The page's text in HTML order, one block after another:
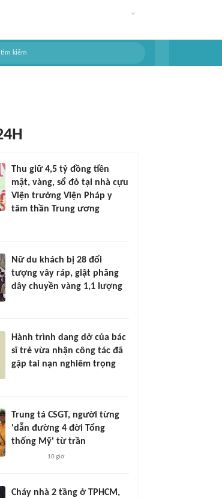
Thu giữ 4,5 tỷ đồng tiền
mặt, vàng, sổ đỏ tại nhà cựu
Viện trưởng Viện Pháp y
tâm thần Trung ương
Nữ du khách bị 28 đối
tượng vây ráp, giật phăng
dây chuyền vàng 1,1 lượng
Hành trình dang dở của bác
sĩ trẻ vừa nhận công tác đã
gặp tai nạn nghiêm trọng
Trung tá CSGT, người từng
'dẫn đường 4 đời Tổng
thống Mỹ' từ trần
10 giờ
Cháy nhà 2 tầng ở TPHCM,